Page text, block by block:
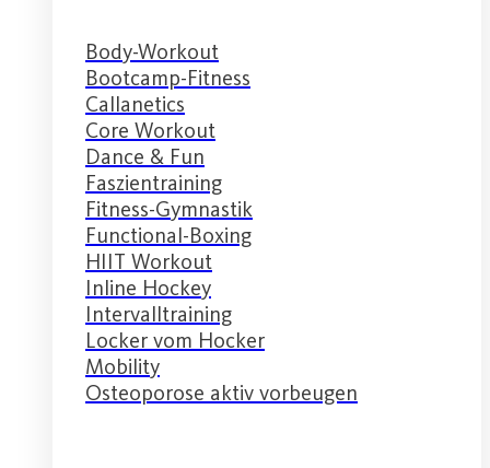
Body-Workout
Bootcamp-Fitness
Callanetics
Core Workout
Dance & Fun
Faszientraining
Fitness-Gymnastik
Functional-Boxing
HIIT Workout
Inline Hockey
Intervalltraining
Locker vom Hocker
Mobility
Osteoporose aktiv vorbeugen